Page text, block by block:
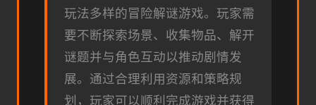
玩法多样的冒险解谜游戏。玩家需
要不断探索场景、收集物品、解开
谜题并与角色互动以推动剧情发
展。通过合理利用资源和策略规
划，玩家可以顺利完成游戏并获得